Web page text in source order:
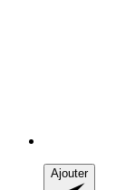
Ajouter